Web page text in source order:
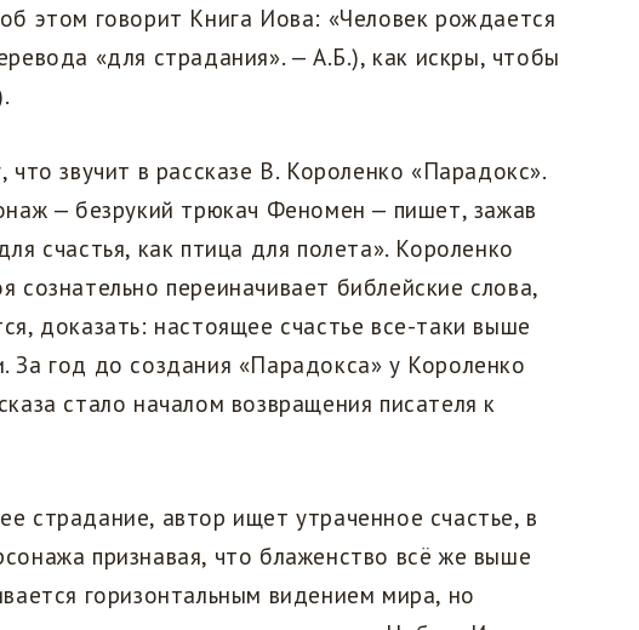
этом говорит Книга Иова: «Человек рождается
«для страдания». — А.Б.), как искры, чтобы
звучит в рассказе В. Короленко «Парадокс».
— безрукий трюкач Феномен — пишет, зажав
счастья, как птица для полета». Короленко
сознательно переиначивает библейские слова,
доказать: настоящее счастье все-таки выше
За год до создания «Парадокса» у Короленко
стало началом возвращения писателя к
страдание, автор ищет утраченное счастье, в
признавая, что блаженство всё же выше
горизонтальным видением мира, но